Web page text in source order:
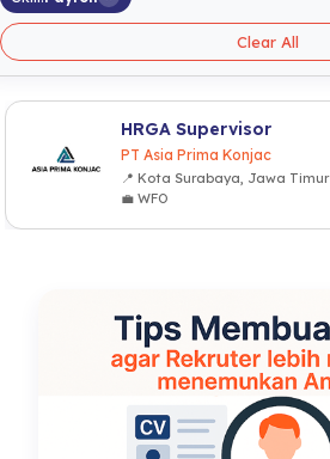
Clear All
HRGA Supervisor
PT Asia Prima Konjac
📍 Kota Surabaya, Jawa Timur
💼 WFO